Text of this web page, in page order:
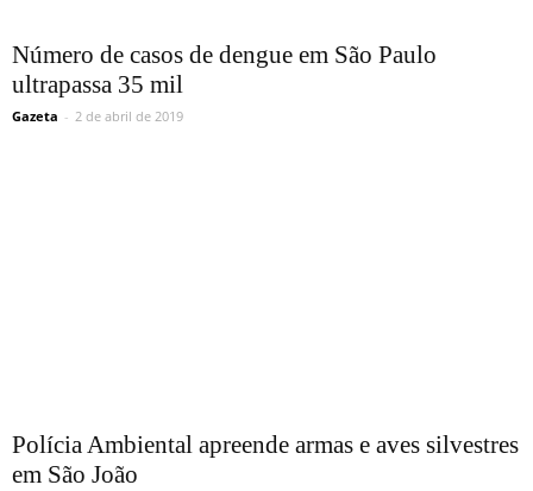
Número de casos de dengue em São Paulo
ultrapassa 35 mil
Gazeta - 2 de abril de 2019
Polícia Ambiental apreende armas e aves silvestres
em São João